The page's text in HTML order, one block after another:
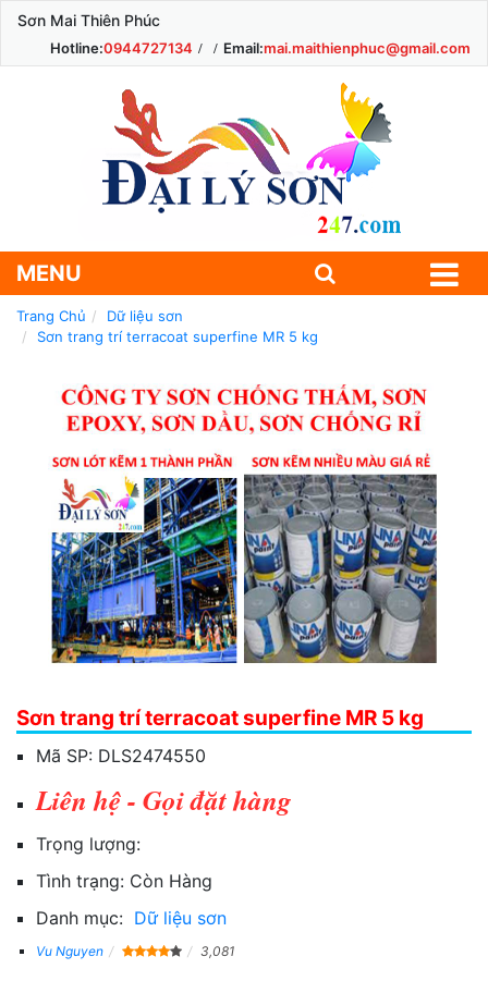
Sơn Mai Thiên Phúc
Hotline:0944727134 Email:mai.maithienphuc@gmail.com
MENU
Trang Chủ
Dữ liệu sơn
Sơn trang trí terracoat superfine MR 5 kg
Sơn trang trí terracoat superfine MR 5 kg
Mã SP: DLS2474550
Liên hệ - Gọi đặt hàng
Trọng lượng:
Tình trạng: Còn Hàng
Danh mục: Dữ liệu sơn
Vu Nguyen 3,081